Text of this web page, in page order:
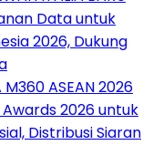
Data untuk
2026, Dukung
ASEAN 2026
2026 untuk
Distribusi Siaran